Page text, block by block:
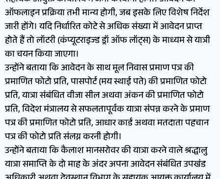
ऑफलाइन प्रक्रिया तभी मान्य होगी, जब इसके लिए विशेष निर्देश
जारी होंगे। यदि निर्धारित कोटे से अधिक संख्या में आवेदन प्राप्त
होते हैं तो लॉटरी (कंप्यूटराइज्ड ड्रॉ ऑफ लॉट्स) के माध्यम से यात्री
का चयन किया जाएगा।
उन्होंने बताया कि आवेदन के साथ मूल निवास प्रमाण पत्र की
प्रमाणित फोटो प्रति, पासपोर्ट (मय स्थाई पते) की प्रमाणित फोटो
प्रति, यात्रा संबंधित वीजा सील अथवा अंकन की प्रमाणित फोटो
प्रति, विदेश मंत्रालय से सफलतापूर्वक यात्रा संपन्न करने के प्रमाण
पत्र की प्रमाणित फोटो प्रति, आधार कार्ड अथवा मतदाता पहचान
पत्र की फोटो प्रति संलग्न करनी होगी।
उन्होंने बताया कि कैलाश मानसरोवर की यात्रा करने वाले श्रद्धालु
यात्रा समाप्ति के दो माह के अंदर अपना आवेदन संबंधित उपखंड